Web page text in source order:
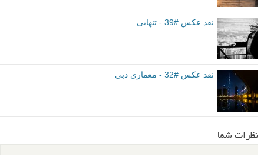
نقد عکس #39 - تنهایی
نقد عکس #32 - معماری دبی
نظرات شما